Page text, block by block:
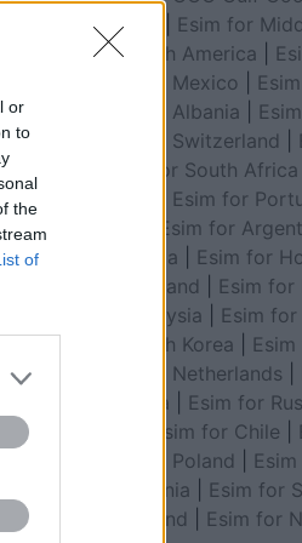
or
to
the
of
Council
Esim for
for South America
Esim for Mexico
Esim for Albania
Esim for Switzerland
Esim for South Africa
Esim for
Esim for
Colombia
Esim for
for Thailand
Esim for
for Malaysia
Esim
for South Korea
Esim for Netherlands
Australia
Esim for
Esim for Chile
Esim for Poland
Macedonia
Esim for
for Finland
Esim for